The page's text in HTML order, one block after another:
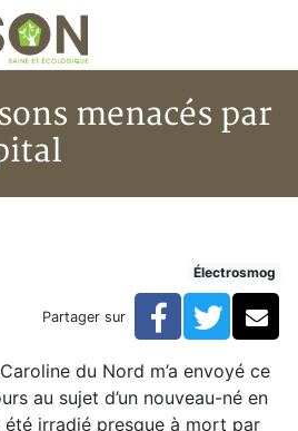
menacés par
par la 5G à l'hôpital
menacés par
Électrosmog
Partager sur Facebook
du Nord m’a envoyé ce
au sujet d’un nouveau-né en
irradié presque à mort par